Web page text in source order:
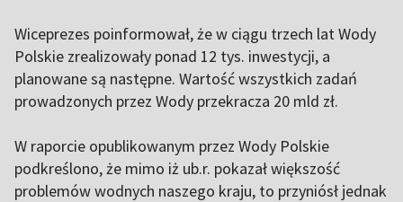
Wiceprezes poinformował, że w ciągu trzech lat Wody
Polskie zrealizowały ponad 12 tys. inwestycji, a
planowane są następne. Wartość wszystkich zadań
prowadzonych przez Wody przekracza 20 mld zł.
W raporcie opublikowanym przez Wody Polskie
podkreślono, że mimo iż ub.r. pokazał większość
problemów wodnych naszego kraju, to przyniósł jednak